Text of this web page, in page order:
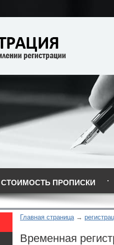
СТОИМОСТЬ ПРОПИСКИ
Главная страница
Временная